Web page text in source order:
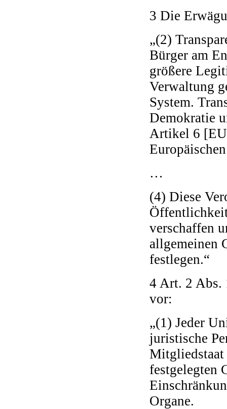
3 Die
„(2)
Bürger am
größere
Verwaltung
System.
Demokratie
Artikel 6
…
(4) Diese
verschaffen
allgemeinen
festlegen.“
4 Art. 2 Abs.
vor:
„(1) Jeder
juristische
Mitgliedstaat
festgelegten
Organe.